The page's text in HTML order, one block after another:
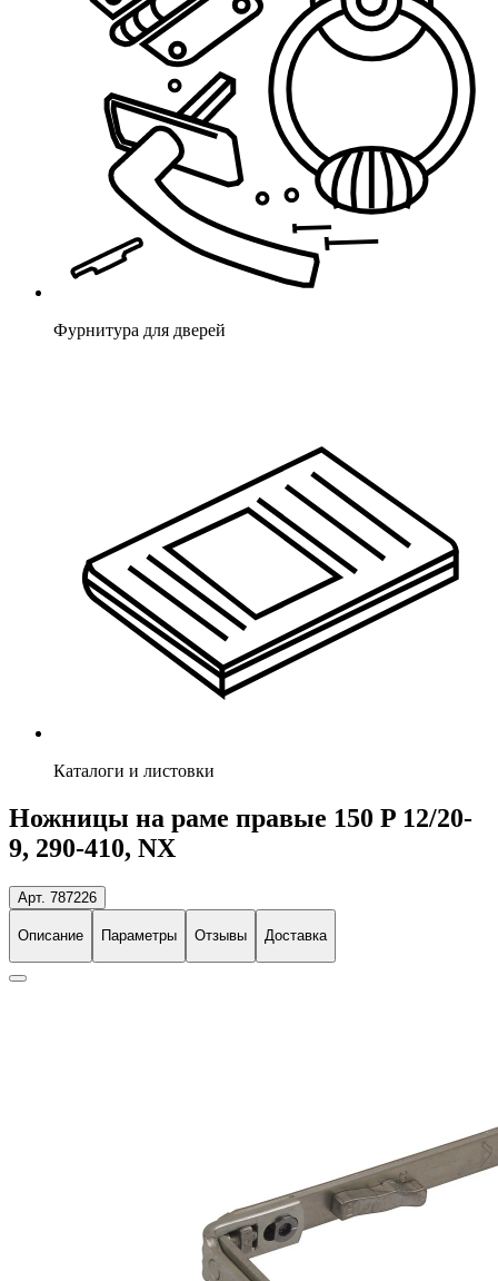
Фурнитура для дверей
Каталоги и листовки
Ножницы на раме правые 150 P 12/20-
9, 290-410, NX
Арт. 787226
Описание Параметры Отзывы Доставка